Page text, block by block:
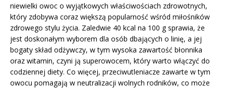
niewielki owoc o wyjątkowych właściwościach zdrowotnych,
który zdobywa coraz większą popularność wśród miłośników
zdrowego stylu życia. Zaledwie 40 kcal na 100 g sprawia, że
jest doskonałym wyborem dla osób dbających o linię, a jej
bogaty skład odżywczy, w tym wysoka zawartość błonnika
oraz witamin, czyni ją superowocem, który warto włączyć do
codziennej diety. Co więcej, przeciwutleniacze zawarte w tym
owocu pomagają w neutralizacji wolnych rodników, co może